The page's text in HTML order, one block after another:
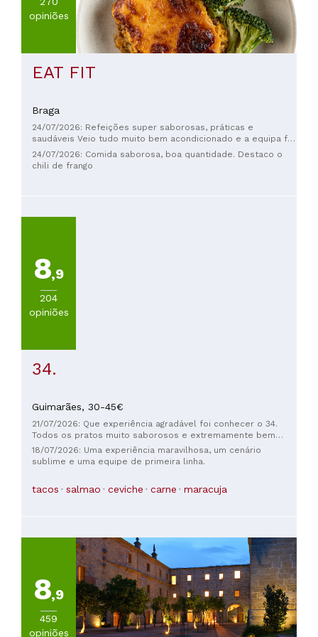
um café ou saborear uma deliciosa torta. Muito obrigado
pela excelente experiência! Voltaremos em breve.
opiniões
EAT FIT
Braga
24/07/2026: Refeições super saborosas, práticas e
saudáveis Veio tudo muito bem acondicionado e a equipa foi
muito atenciosa para com o cliente; a repetir, sem dúvida
24/07/2026: Comida saborosa, boa quantidade. Destaco o
chili de frango
8,9
204
opiniões
34.
Guimarães, 30-45€
21/07/2026: Que experiência agradável foi conhecer o 34.
Todos os pratos muito saborosos e extremamente bem
executados. Recebemos um atendimento maravilhoso de
toda a equipe mas principalmente da maravilhosa Hari que
ficou responsável por nossa mesa. Amamos conhecer o
18/07/2026: Uma experiência maravilhosa, um cenário
sublime e uma equipe de primeira linha.
tacos salmao ceviche carne maracuja
8,9
459
opiniões